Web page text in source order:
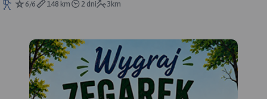
doskonała propozycja
samochodem.
turystyczno-krajoznawcze
oraz informacje praktyczne.
Rok Wydania 2017
6/6 148 km 2 dni 3km